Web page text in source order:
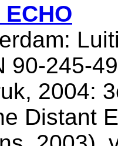
ECHO
90-245-
2004:
Distant